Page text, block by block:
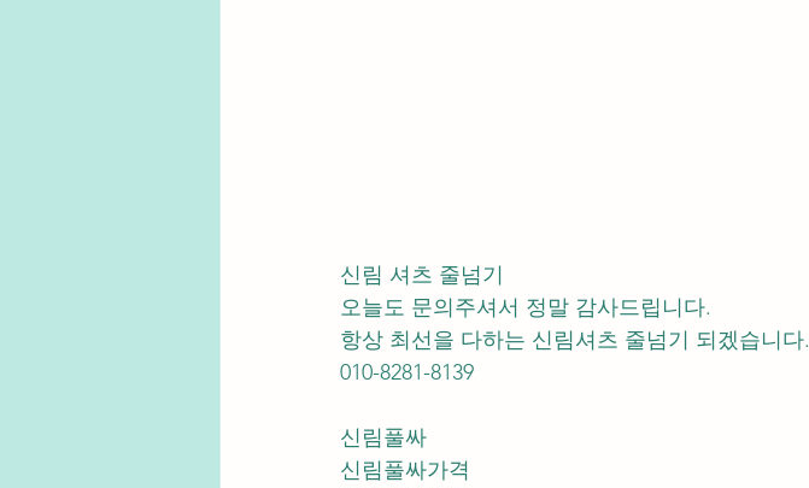
신림 셔츠 줄넘기
오늘도 문의주셔서 정말 감사드립니다.
항상 최선을 다하는 신림셔츠 줄넘기 되겠습니다.
010-8281-8139
신림풀싸
신림풀싸가격